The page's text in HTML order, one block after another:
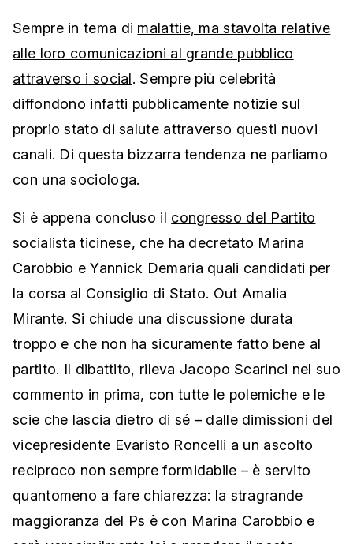
Sempre in tema di malattie, ma stavolta relative
alle loro comunicazioni al grande pubblico
attraverso i social. Sempre più celebrità
diffondono infatti pubblicamente notizie sul
proprio stato di salute attraverso questi nuovi
canali. Di questa bizzarra tendenza ne parliamo
con una sociologa.
Si è appena concluso il congresso del Partito
socialista ticinese, che ha decretato Marina
Carobbio e Yannick Demaria quali candidati per
la corsa al Consiglio di Stato. Out Amalia
Mirante. Si chiude una discussione durata
troppo e che non ha sicuramente fatto bene al
partito. Il dibattito, rileva Jacopo Scarinci nel suo
commento in prima, con tutte le polemiche e le
scie che lascia dietro di sé – dalle dimissioni del
vicepresidente Evaristo Roncelli a un ascolto
reciproco non sempre formidabile – è servito
quantomeno a fare chiarezza: la stragrande
maggioranza del Ps è con Marina Carobbio e